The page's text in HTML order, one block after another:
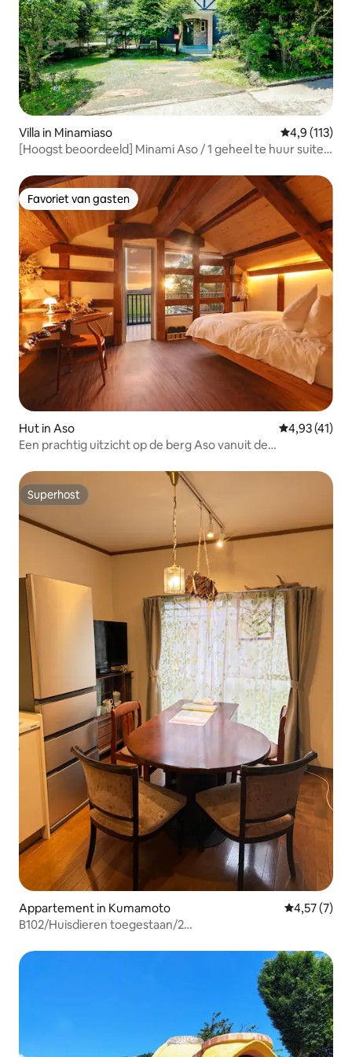
Villa in Minamiaso Gemiddelde
4,9 (113)
[Hoogst beoordeeld] Minami Aso / 1 geheel te huur suite
huisdieren welkom, hoogste beoordeling
Favoriet van gasten
Favoriet van gasten
Hut in Aso Gemiddelde
4,93 (41)
Een prachtig uitzicht op de berg Aso vanuit de
geschiedenis van 200 jaar
Superhost
Superhost
Appartement in Kumamoto
4,57 (7)
B102/Huisdieren toegestaan/2
beschikbaar